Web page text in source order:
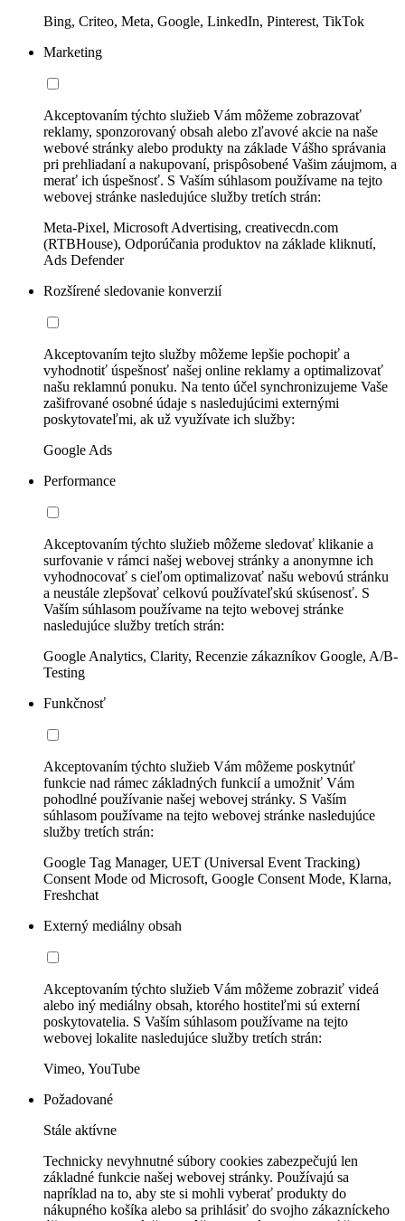
Bing, Criteo, Meta, Google, LinkedIn, Pinterest, TikTok
Marketing
Akceptovaním týchto služieb Vám môžeme zobrazovať
reklamy, sponzorovaný obsah alebo zľavové akcie na naše
webové stránky alebo produkty na základe Vášho správania
pri prehliadaní a nakupovaní, prispôsobené Vašim záujmom, a
merať ich úspešnosť. S Vaším súhlasom používame na tejto
webovej stránke nasledujúce služby tretích strán:
Meta-Pixel, Microsoft Advertising, creativecdn.com
(RTBHouse), Odporúčania produktov na základe kliknutí,
Ads Defender
Rozšírené sledovanie konverzií
Akceptovaním tejto služby môžeme lepšie pochopiť a
vyhodnotiť úspešnosť našej online reklamy a optimalizovať
našu reklamnú ponuku. Na tento účel synchronizujeme Vaše
zašifrované osobné údaje s nasledujúcimi externými
poskytovateľmi, ak už využívate ich služby:
Google Ads
Performance
Akceptovaním týchto služieb môžeme sledovať klikanie a
surfovanie v rámci našej webovej stránky a anonymne ich
vyhodnocovať s cieľom optimalizovať našu webovú stránku
a neustále zlepšovať celkovú používateľskú skúsenosť. S
Vaším súhlasom používame na tejto webovej stránke
nasledujúce služby tretích strán:
Google Analytics, Clarity, Recenzie zákazníkov Google, A/B-
Testing
Funkčnosť
Akceptovaním týchto služieb Vám môžeme poskytnúť
funkcie nad rámec základných funkcií a umožniť Vám
pohodlné používanie našej webovej stránky. S Vaším
súhlasom používame na tejto webovej stránke nasledujúce
služby tretích strán:
Google Tag Manager, UET (Universal Event Tracking)
Consent Mode od Microsoft, Google Consent Mode, Klarna,
Freshchat
Externý mediálny obsah
Akceptovaním týchto služieb Vám môžeme zobraziť videá
alebo iný mediálny obsah, ktorého hostiteľmi sú externí
poskytovatelia. S Vaším súhlasom používame na tejto
webovej lokalite nasledujúce služby tretích strán:
Vimeo, YouTube
Požadované
Stále aktívne
Technicky nevyhnutné súbory cookies zabezpečujú len
základné funkcie našej webovej stránky. Používajú sa
napríklad na to, aby ste si mohli vyberať produkty do
nákupného košíka alebo sa prihlásiť do svojho zákazníckeho